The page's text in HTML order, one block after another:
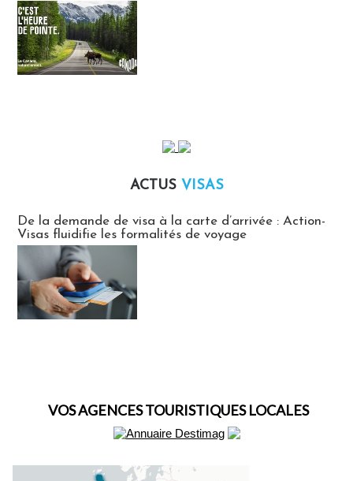
ACTUS VISAS
De la demande de visa à la carte d’arrivée : Action-
Visas fluidifie les formalités de voyage
VOS AGENCES TOURISTIQUES LOCALES